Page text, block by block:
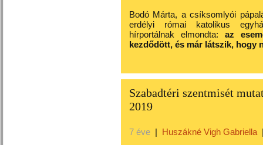
Bodó Márta, a csíksomlyói
erdélyi római katolikus
hírportálnak elmondta:az
kezdődött, és már látszik, hogy
Szabadtéri szentmisét
2019
7 éve | Huszákné Vigh Gabriella